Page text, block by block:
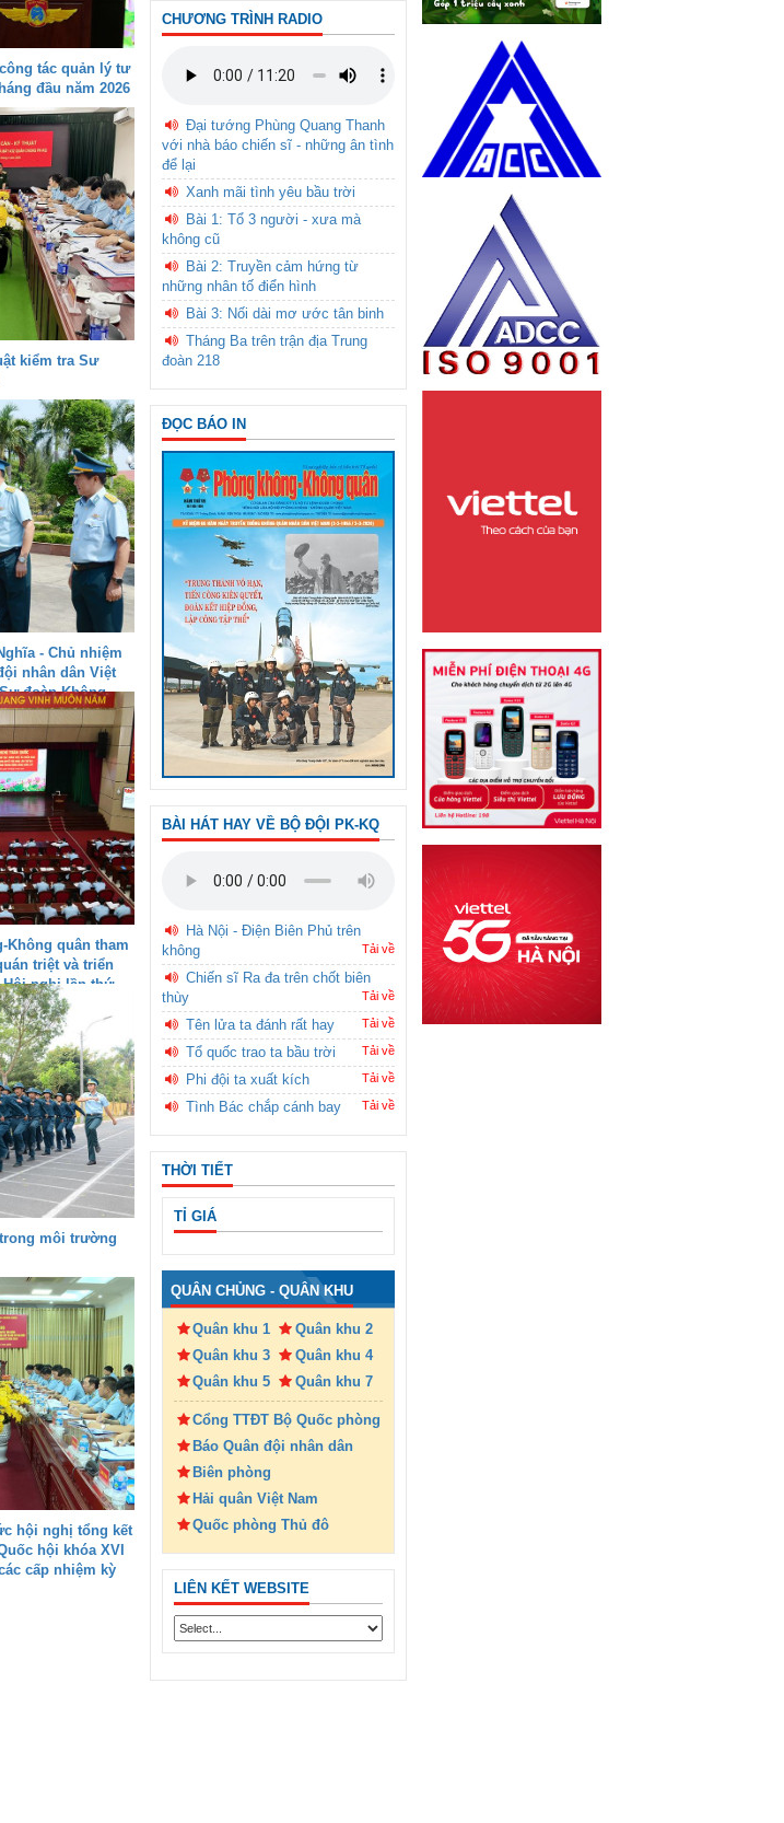
tác quản lý tư
đầu năm 2026
kiểm tra Sư
- Chủ nhiệm
nhân dân Việt
đoàn Không
Không quân tham
triệt và triển
nghị lần thứ
Đảng khóa
môi trường
hội nghị tổng kết
hội khóa XVI
cấp nhiệm kỳ
CHƯƠNG TRÌNH RADIO
Đại tướng Phùng Quang Thanh
với nhà báo chiến sĩ - những ân tình
để lại
Xanh mãi tình yêu bầu trời
Bài 1: Tổ 3 người - xưa mà
không cũ
Bài 2: Truyền cảm hứng từ
những nhân tố điển hình
Bài 3: Nối dài mơ ước tân binh
Tháng Ba trên trận địa Trung
đoàn 218
ĐỌC BÁO IN
BÀI HÁT HAY VỀ BỘ ĐỘI PK-KQ
Hà Nội - Điện Biên Phủ trên
không
Tải về
Chiến sĩ Ra đa trên chốt biên
thùy
Tải về
Tên lửa ta đánh rất hay Tải về
Tổ quốc trao ta bầu trời Tải về
Phi đội ta xuất kích Tải về
Tình Bác chắp cánh bay Tải về
THỜI TIẾT
TỈ GIÁ
QUÂN CHỦNG - QUÂN KHU
Quân khu 1
Quân khu 2
Quân khu 3
Quân khu 4
Quân khu 5
Quân khu 7
Cổng TTĐT Bộ Quốc phòng
Báo Quân đội nhân dân
Biên phòng
Hải quân Việt Nam
Quốc phòng Thủ đô
LIÊN KẾT WEBSITE